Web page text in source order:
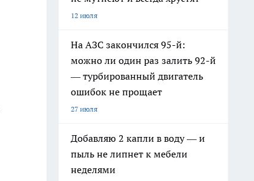
12 июля
На АЗС закончился 95-й:
можно ли один раз залить 92-й
— турбированный двигатель
ошибок не прощает
27 июля
Добавляю 2 капли в воду — и
пыль не липнет к мебели
неделями